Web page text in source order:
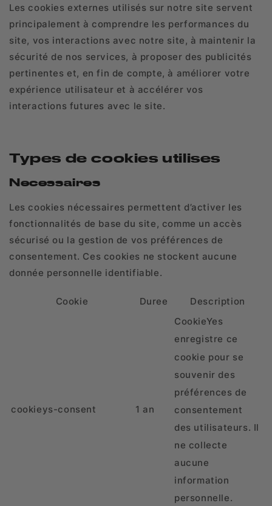
Les cookies externes utilisés sur notre site servent
principalement à comprendre les performances du
site, vos interactions avec notre site, à maintenir la
sécurité de nos services, à proposer des publicités
pertinentes et, en fin de compte, à améliorer votre
expérience utilisateur et à accélérer vos
interactions futures avec le site.
Types de cookies utilises
Necessaires
Les cookies nécessaires permettent d’activer les
fonctionnalités de base du site, comme un accès
sécurisé ou la gestion de vos préférences de
consentement. Ces cookies ne stockent aucune
donnée personnelle identifiable.
Cookie Duree Description
cookieys-consent 1 an
CookieYes
enregistre ce
cookie pour se
souvenir des
préférences de
consentement
des utilisateurs. Il
ne collecte
aucune
information
personnelle.